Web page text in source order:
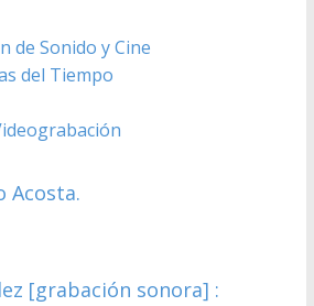
de Sonido y Cine
del Tiempo
Acosta.
[grabación sonora] :